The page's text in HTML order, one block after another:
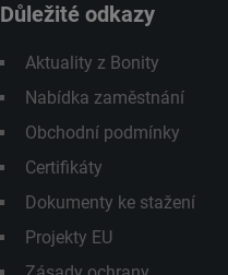
Důležité odkazy
Aktuality z Bonity
Nabídka zaměstnání
Obchodní podmínky
Certifikáty
Dokumenty ke stažení
Projekty EU